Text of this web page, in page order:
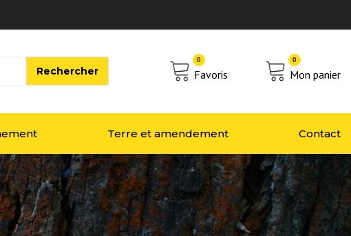
Favoris
0
Mon panier
0
Terre et amendement Contact